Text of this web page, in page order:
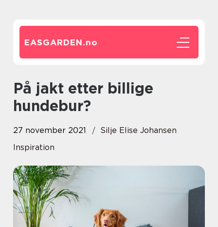
EASGARDEN.no
På jakt etter billige
hundebur?
27 november 2021
Silje Elise Johansen
Inspiration